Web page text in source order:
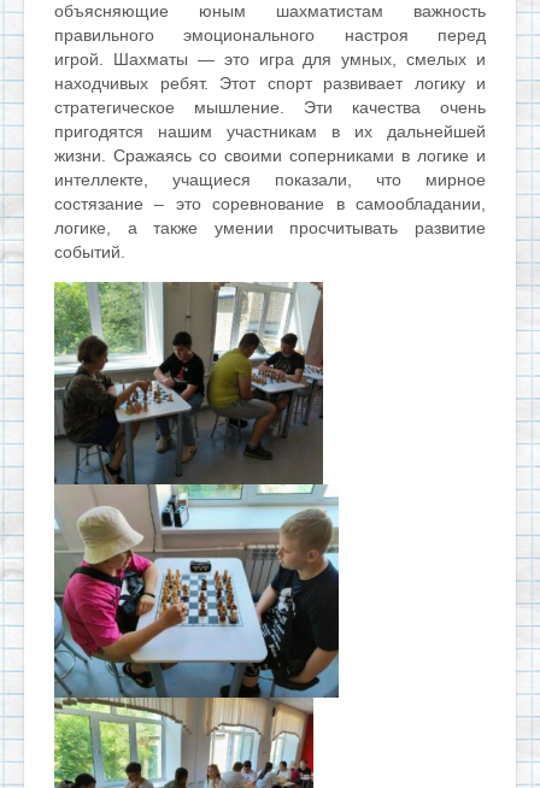
объясняющие юным шахматистам важность
правильного эмоционального настроя перед
игрой. Шахматы — это игра для умных, смелых и
находчивых ребят. Этот спорт развивает логику и
стратегическое мышление. Эти качества очень
пригодятся нашим участникам в их дальнейшей
жизни. Сражаясь со своими соперниками в логике и
интеллекте, учащиеся показали, что мирное
состязание – это соревнование в самообладании,
логике, а также умении просчитывать развитие
событий.